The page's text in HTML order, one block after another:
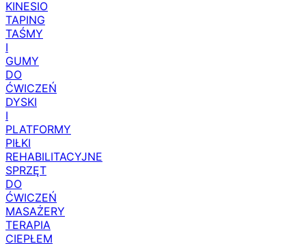
KINESIO
TAPING
TAŚMY
I
GUMY
DO
ĆWICZEŃ
DYSKI
I
PLATFORMY
PIŁKI
REHABILITACYJNE
SPRZĘT
DO
ĆWICZEŃ
MASAŻERY
TERAPIA